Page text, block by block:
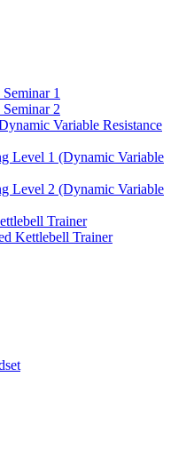
1
2
Variable Resistance
Level 1 (Dynamic Variable
Level 2 (Dynamic Variable
Trainer
Kettlebell Trainer